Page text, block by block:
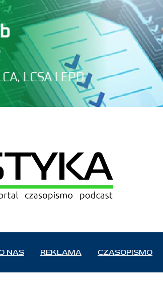
NAS REKLAMA CZASOPISMO